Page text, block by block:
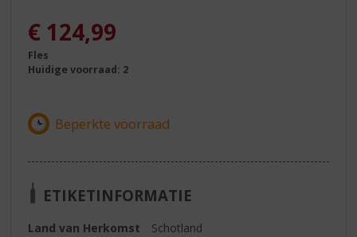
€ 124,99
Fles
Huidige voorraad: 2
ETIKETINFORMATIE
Land van Herkomst
Schotland